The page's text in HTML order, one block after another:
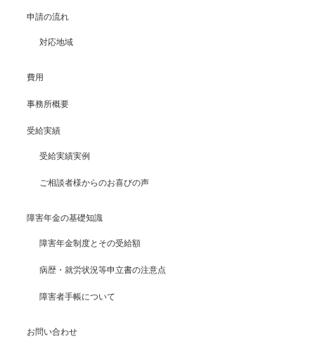
申請の流れ
対応地域
費用
事務所概要
受給実績
受給実績実例
ご相談者様からのお喜びの声
障害年金の基礎知識
障害年金制度とその受給額
病歴・就労状況等申立書の注意点
障害者手帳について
お問い合わせ